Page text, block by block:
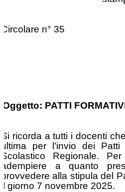
Circolare n° 35
Oggetto: PATTI
Si ricorda a tutti i docenti
ultima per l'invio dei Patti
Scolastico Regionale.
adempiere a quanto
provvedere alla stipula del
il giorno 7 novembre 2025.